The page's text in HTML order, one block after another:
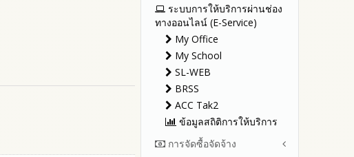
ระบบการให้บริการผ่านช่อง
ทางออนไลน์ (E-Service)
My Office
My School
SL-WEB
BRSS
ACC Tak2
ข้อมูลสถิติการให้บริการ
การจัดซื้อจัดจ้าง